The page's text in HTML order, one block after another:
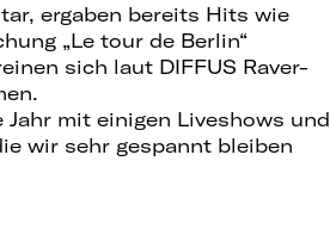
ergaben bereits Hits wie
„Le tour de Berlin“
sich laut DIFFUS Raver-
mit einigen Liveshows und
wir sehr gespannt bleiben